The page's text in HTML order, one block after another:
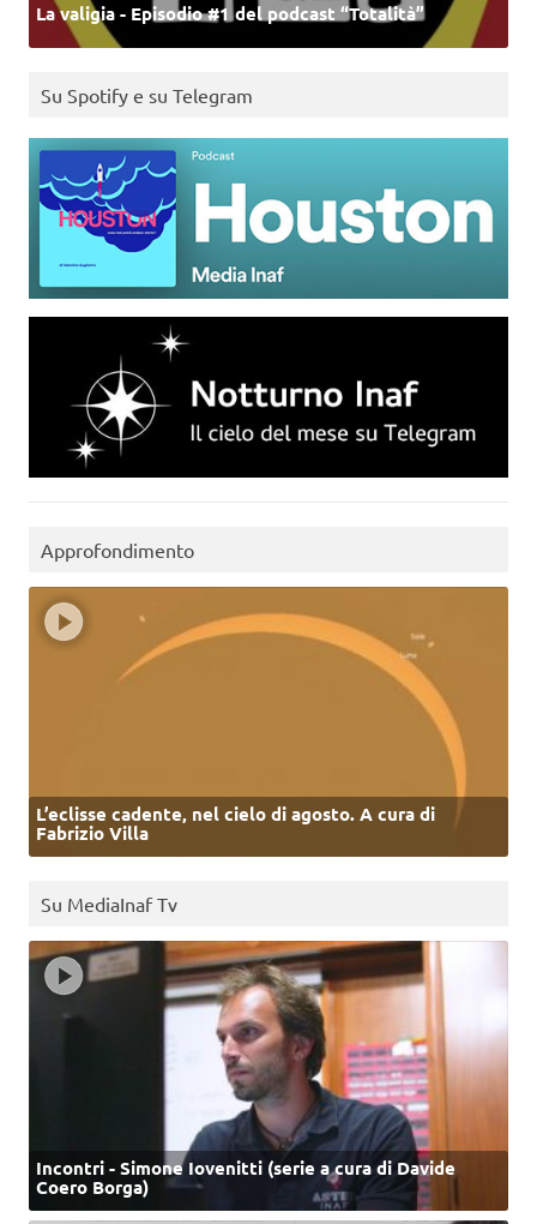
La valigia - Episodio #1 del podcast “Totalità”
Su Spotify e su Telegram
Approfondimento
L’eclisse cadente, nel cielo di agosto. A cura di
Fabrizio Villa
Su MediaInaf Tv
Incontri - Simone Iovenitti (serie a cura di Davide
Coero Borga)